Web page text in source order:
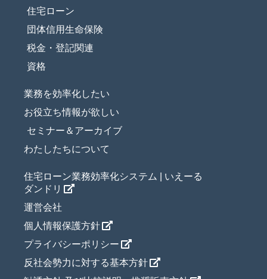
住宅ローン
団体信用生命保険
税金・登記関連
資格
業務を効率化したい
お役立ち情報が欲しい
セミナー＆アーカイブ
わたしたちについて
住宅ローン業務効率化システム | いえーる
ダンドリ
運営会社
個人情報保護方針
プライバシーポリシー
反社会勢力に対する基本方針